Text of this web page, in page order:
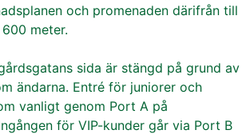
och promenaden därifrån till
meter.
sida är stängd på grund av
ändarna. Entré för juniorer och
vanligt genom Port A på
för VIP-kunder går via Port B